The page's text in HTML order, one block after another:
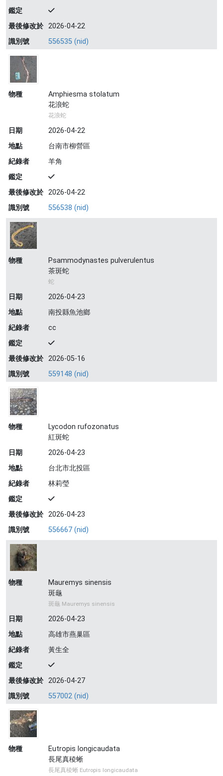
鑑定
最後修改於 2026-04-22
識別號
556535 (nid)
物種
Amphiesma stolatum
花浪蛇
花浪蛇
日期
2026-04-22
地點
台南市柳營區
紀錄者
羊角
鑑定
最後修改於 2026-04-22
識別號
556538 (nid)
物種
Psammodynastes pulverulentus
茶斑蛇
蛇
日期
2026-04-23
地點
南投縣魚池鄉
紀錄者
cc
鑑定
最後修改於 2026-05-16
識別號
559148 (nid)
物種
Lycodon rufozonatus
紅斑蛇
日期
2026-04-23
地點
台北市北投區
紀錄者
林莉瑩
鑑定
最後修改於 2026-04-23
識別號
556667 (nid)
物種
Mauremys sinensis
斑龜
斑龜 Mauremys sinensis
日期
2026-04-23
地點
高雄市燕巢區
紀錄者
黃生全
鑑定
最後修改於 2026-04-27
識別號
557002 (nid)
物種
Eutropis longicaudata
長尾真稜蜥
長尾真稜蜥 Eutropis longicaudata